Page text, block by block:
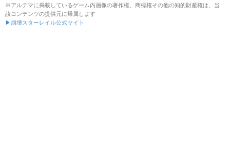
※アルテマに掲載しているゲーム内画像の著作権、商標権その他の知的財産権は、当
該コンテンツの提供元に帰属します
▶崩壊スターレイル公式サイト